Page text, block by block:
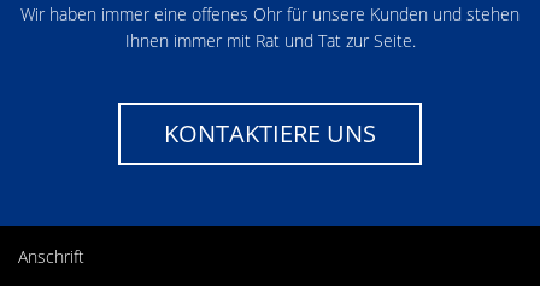
Wir haben immer eine offenes Ohr für unsere Kunden und stehen
Ihnen immer mit Rat und Tat zur Seite.
KONTAKTIERE UNS
Anschrift